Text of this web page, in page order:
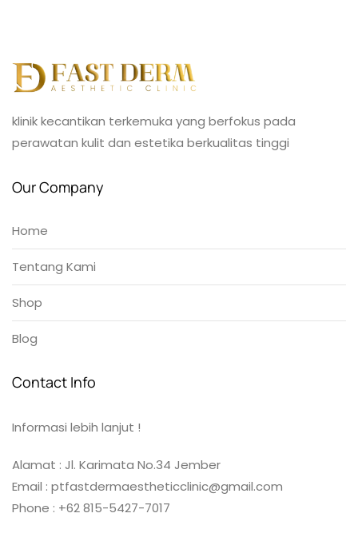
klinik kecantikan terkemuka yang berfokus pada
perawatan kulit dan estetika berkualitas tinggi
Our Company
Home
Tentang Kami
Shop
Blog
Contact Info
Informasi lebih lanjut !
Alamat : Jl. Karimata No.34 Jember
Email : ptfastdermaestheticclinic@gmail.com
Phone : +62 815-5427-7017